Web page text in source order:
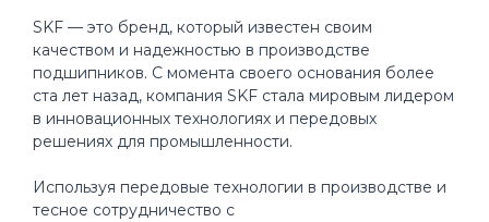
SKF — это бренд, который известен своим
качеством и надежностью в производстве
подшипников. С момента своего основания более
ста лет назад, компания SKF стала мировым лидером
в инновационных технологиях и передовых
решениях для промышленности.
Используя передовые технологии в производстве и
тесное сотрудничество с